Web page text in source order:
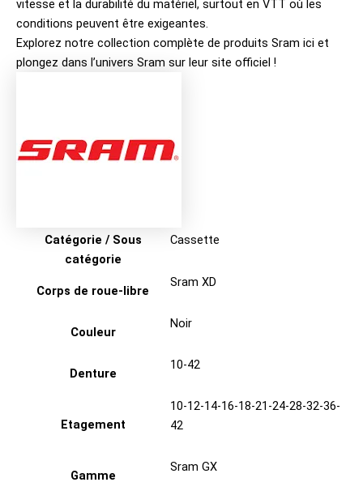
vitesse et la durabilité du matériel, surtout en VTT où les
conditions peuvent être exigeantes.
Explorez notre collection complète de produits Sram ici et
plongez dans l’univers Sram sur leur site officiel !
Catégorie / Sous
catégorie
Cassette
Corps de roue-libre
Sram XD
Couleur
Noir
Denture
10-42
Etagement
10-12-14-16-18-21-24-28-32-36-
42
Gamme
Sram GX